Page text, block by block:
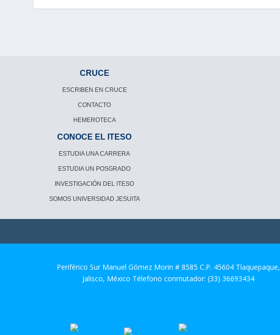
CRUCE
ESCRIBEN EN CRUCE
CONTACTO
HEMEROTECA
CONOCE EL ITESO
ESTUDIA UNA CARRERA
ESTUDIA UN POSGRADO
INVESTIGACIÓN DEL ITESO
SOMOS UNIVERSIDAD JESUITA
Periférico Sur Manuel Gómez Morin # 8585 C.P. 45604 Tlaquepaque,
Jalisco, México Télefono conmutador: (33) 36693434